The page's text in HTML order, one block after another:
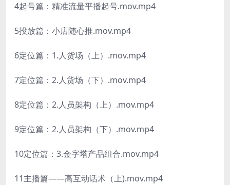
4起号篇：精准流量平播起号.mov.mp4
5投放篇：小店随心推.mov.mp4
6定位篇：1.人货场（上）.mov.mp4
7定位篇：2.人货场（下）.mov.mp4
8定位篇：2.人员架构（上）.mov.mp4
9定位篇：2.人员架构（下）.mov.mp4
10定位篇：3.金字塔产品组合.mov.mp4
11主播篇——高互动话术（上).mov.mp4